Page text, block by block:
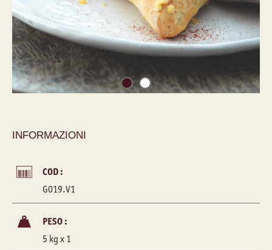
INFORMAZIONI
COD :
G019.V1
PESO :
5 kg x 1